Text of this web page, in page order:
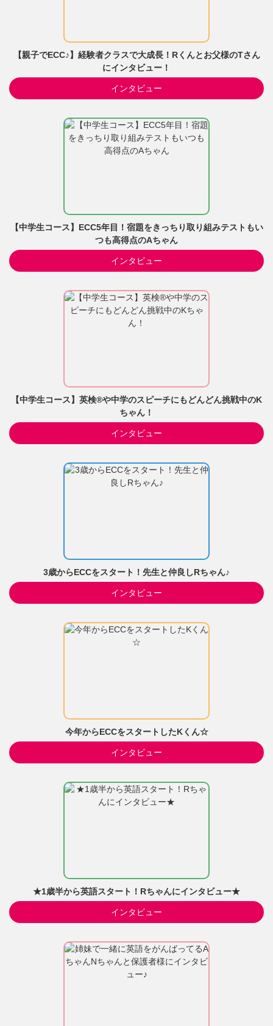
【親子でECC♪】経験者クラスで大成長！Rくんとお父様のTさん
にインタビュー！
インタビュー
【中学生コース】ECC5年目！宿題をきっちり取り組みテストもい
つも高得点のAちゃん
インタビュー
【中学生コース】英検®や中学のスピーチにもどんどん挑戦中のK
ちゃん！
インタビュー
3歳からECCをスタート！先生と仲良しRちゃん♪
インタビュー
今年からECCをスタートしたKくん☆
インタビュー
★1歳半から英語スタート！Rちゃんにインタビュー★
インタビュー